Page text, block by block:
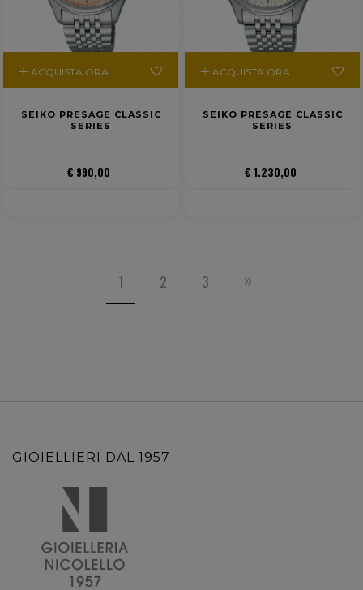
ACQUISTA ORA
SEIKO PRESAGE CLASSIC
SERIES
€ 990,00
ACQUISTA ORA
SEIKO PRESAGE CLASSIC
SERIES
€ 1.230,00
1 2 3
GIOIELLIERI DAL 1957